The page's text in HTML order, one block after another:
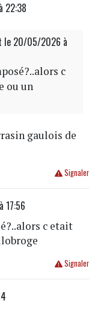
22:38
le 20/05/2026 à
c
ou un
gaulois de
Signaler
c etait
Signaler